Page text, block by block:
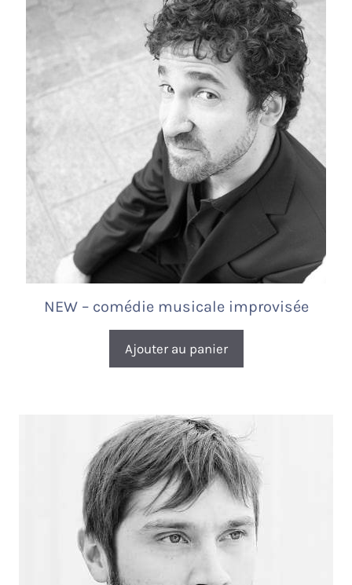
NEW – comédie musicale improvisée
Ajouter au panier